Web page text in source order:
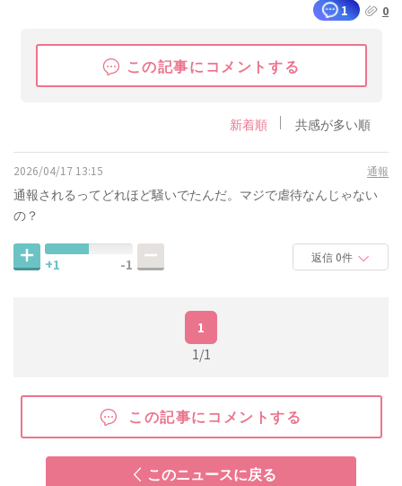
1
0
この記事にコメントする
新着順 共感が多い順
2026/04/17 13:15 通報
通報されるってどれほど騒いでたんだ。マジで虐待なんじゃない
の？
+1 -1 返信 0件
1
1/1
この記事にコメントする
このニュースに戻る